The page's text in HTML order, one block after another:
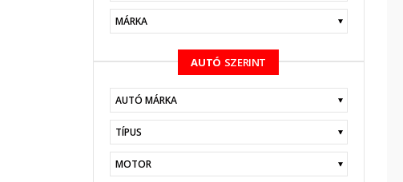
KERESÉS
AUTÓ SZERINT